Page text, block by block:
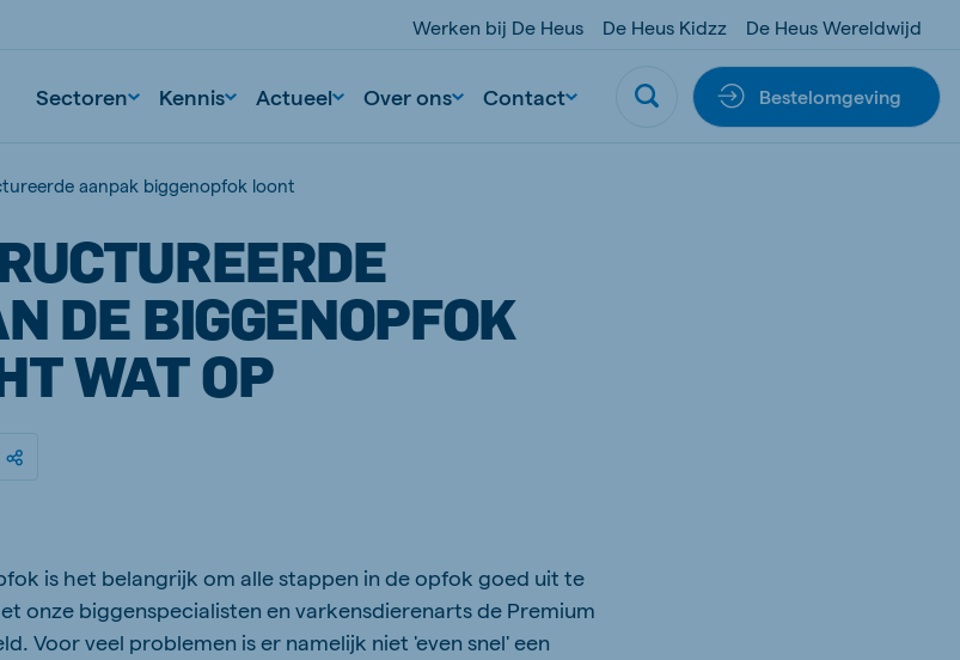
Werken bij De Heus De Heus Kidzz De Heus Wereldwijd
Sectoren Kennis Actueel Over ons Contact Bestelomgeving
aanpak biggenopfok loont
DE BIGGENOPFOK
WAT OP
is het belangrijk om alle stappen in de opfok goed uit te
onze biggenspecialisten en varkensdierenarts de Premium
Voor veel problemen is er namelijk niet 'even snel' een